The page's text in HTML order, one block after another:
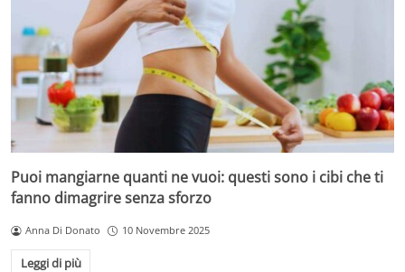
Puoi mangiarne quanti ne vuoi: questi sono i cibi che ti
fanno dimagrire senza sforzo
Anna Di Donato 10 Novembre 2025
Leggi di più